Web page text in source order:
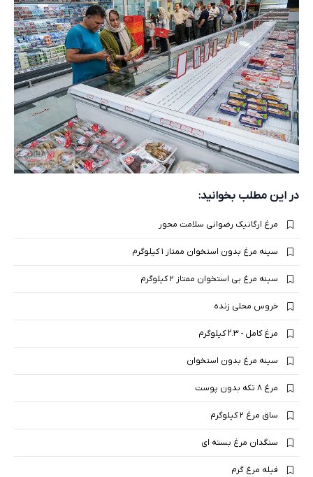
در این مطلب بخوانید:
مرغ ارگانیک رضوانی سلامت محور
سینه مرغ بدون استخوان ممتاز ۱ کیلوگرم
سینه مرغ بی استخوان ممتاز ۲ کیلوگرم
خروس محلی زنده
مرغ کامل - 2.3 کیلوگرم
سینه مرغ بدون استخوان
مرغ ۸ تکه بدون پوست
ساق مرغ ۲ کیلوگرم
سنگدان مرغ بسته ای
فیله مرغ گرم